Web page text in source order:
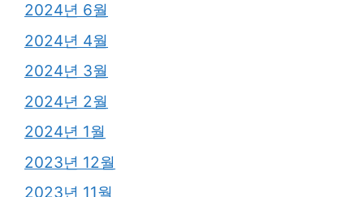
2024년 6월
2024년 4월
2024년 3월
2024년 2월
2024년 1월
2023년 12월
2023년 11월